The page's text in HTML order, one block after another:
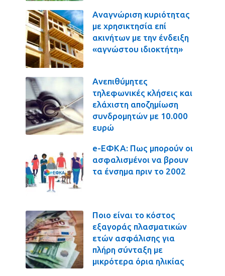
Αναγνώριση κυριότητας
με χρησικτησία επί
ακινήτων με την ένδειξη
«αγνώστου ιδιοκτήτη»
Ανεπιθύμητες
τηλεφωνικές κλήσεις και
ελάχιστη αποζημίωση
συνδρομητών με 10.000
ευρώ
e-ΕΦΚΑ: Πως μπορούν οι
ασφαλισμένοι να βρουν
τα ένσημα πριν το 2002
Ποιο είναι το κόστος
εξαγοράς πλασματικών
ετών ασφάλισης για
πλήρη σύνταξη με
μικρότερα όρια ηλικίας